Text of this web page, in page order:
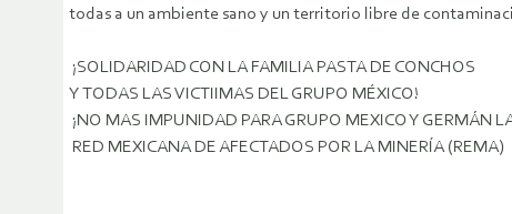
todas a un ambiente sano y un territorio libre de
¡SOLIDARIDAD CON LA FAMILIA PASTA DE CONCHOS
Y TODAS LAS VICTIIMAS DEL GRUPO MÉXICO!
¡NO MAS IMPUNIDAD PARA GRUPO MEXICO Y GERMÁN
RED MEXICANA DE AFECTADOS POR LA MINERÍA (REMA)